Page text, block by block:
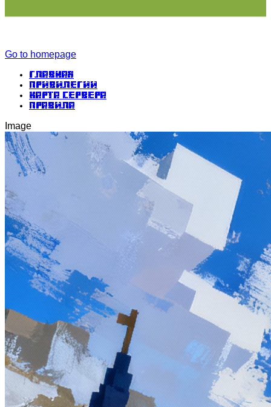
Go to homepage
Главная
Привилегии
Карта сервера
Правила
Image